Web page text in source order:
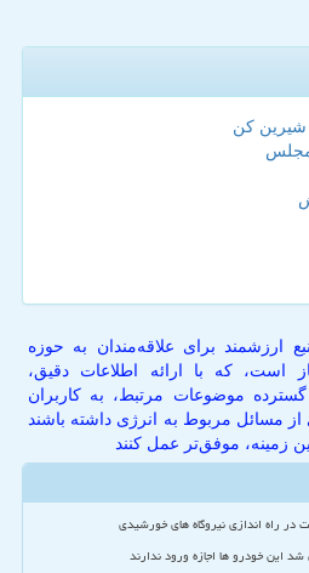
شیرین کن
مجلس
برای علاقه‌مندان به حوزه
است، که با ارائه اطلاعات دقیق،
موضوعات مرتبط، به کاربران
مسائل مربوط به انرژی داشته باشند
زمینه، موفق‌تر عمل کنند
در راه اندازی نیروگاه های خورشیدی
این خودرو ها اجازه ورود ندارند